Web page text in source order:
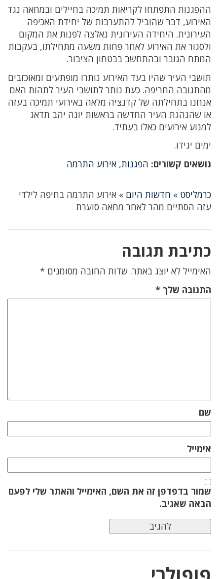
ההפגנות התפתחו לקריאות תמיכה בחיילים ובמחאה נגד
האירוע, דבר שהוביל להתערבות של יחידת האכיפה
העירונית. היחידה העירונית נאלצה לפנות את המקום
ולסגור את האירוע לאחר פחות משעה מתחילתו, בעקבות
המתח הגובר ובהתחשב בבטחון הציבור.
תושבי העיר שהיו בעד האירוע נותרו מופתעים ומאוכזבים
מהתגובה החריפה. כעת נותר לתושבי העיר לתהות האם
אנחנו בתחילתה של קדנציה מלאה באירועי תמיכה בעזה
או שהנהגת העיר החדשה בראשות יונה יהב תדאג
למנוע אירועים כאלו בעתיד.
ימים יגידו.
נושאים קשורים:הפגנות,אירוע התרמה
כרמליסט» חדשות היום» אירוע התרמה בחיפה לילדי
עזה הסתיים מהר לאחר מחאה סוערת
כתיבת תגובה
האימייל לא יוצג באתר. שדות החובה מסומנים*
התגובה שלך*
שם
אימייל
שמור בדפדפן זה את השם, האימייל והאתר שלי לפעם
הבאה שאגיב.